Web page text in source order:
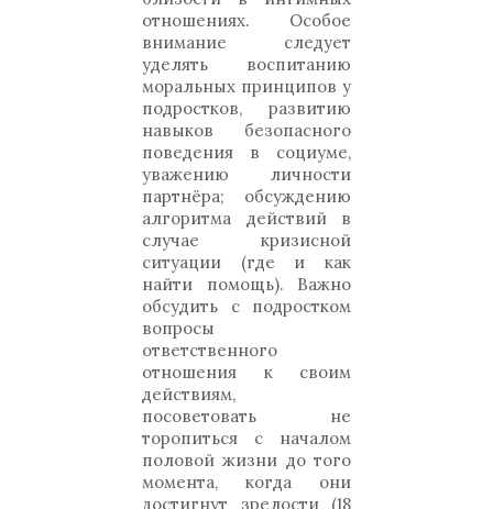
отношениях. Особое
внимание следует
уделять воспитанию
моральных принципов у
подростков, развитию
навыков безопасного
поведения в социуме,
уважению личности
партнёра; обсуждению
алгоритма действий в
случае кризисной
ситуации (где и как
найти помощь). Важно
обсудить с подростком
вопросы
ответственного
отношения к своим
действиям,
посоветовать не
торопиться с началом
половой жизни до того
момента, когда они
достигнут зрелости (18